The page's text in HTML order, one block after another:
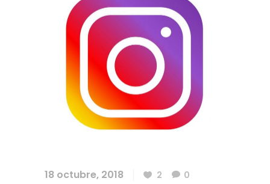
18 octubre, 2018 2
0